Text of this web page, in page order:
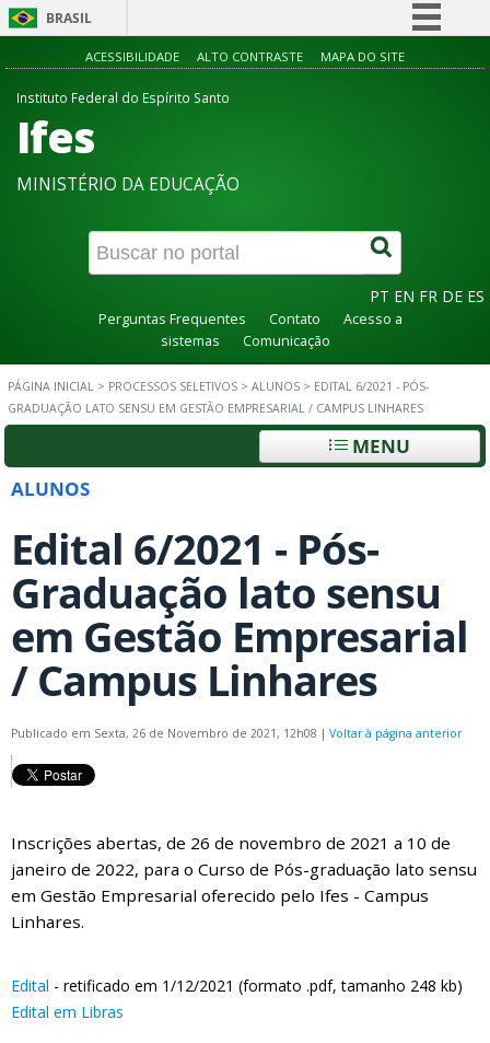
BRASIL
Simplifique!
Canais
ACESSIBILIDADE ALTO CONTRASTE MAPA DO SITE
Instituto Federal do Espírito Santo
Ifes
MINISTÉRIO DA EDUCAÇÃO
PT EN FR DE ES
Perguntas Frequentes Contato
Acesso a
sistemas
Comunicação
PÁGINA INICIAL > PROCESSOS SELETIVOS > ALUNOS > EDITAL 6/2021 - PÓS-
GRADUAÇÃO LATO SENSU EM GESTÃO EMPRESARIAL / CAMPUS LINHARES
MENU
ALUNOS
Edital 6/2021 - Pós-
Graduação lato sensu
em Gestão Empresarial
/ Campus Linhares
Publicado em Sexta, 26 de Novembro de 2021, 12h08 | Voltar à página anterior
Inscrições abertas, de 26 de novembro de 2021 a 10 de
janeiro de 2022, para o Curso de Pós-graduação lato sensu
em Gestão Empresarial oferecido pelo Ifes - Campus
Linhares.
Edital - retificado em 1/12/2021 (formato .pdf, tamanho 248 kb)
Edital em Libras